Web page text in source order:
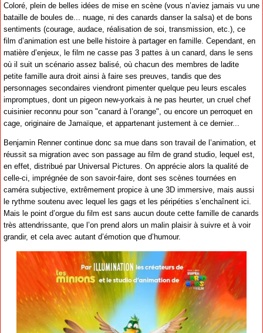
Coloré, plein de belles idées de mise en scène (vous n’aviez jamais vu une
bataille de boules de... nuage, ni des canards danser la salsa) et de bons
sentiments (courage, audace, réalisation de soi, transmission, etc.), ce
film d’animation est une belle histoire à partager en famille. Cependant, en
matière d’enjeux, le film ne casse pas 3 pattes à un canard, dans le sens
où il suit un scénario assez balisé, où chacun des membres de ladite
petite famille aura droit ainsi à faire ses preuves, tandis que des
personnages secondaires viendront pimenter quelque peu leurs escales
impromptues, dont un pigeon new-yorkais à ne pas heurter, un cruel chef
cuisinier reconnu pour son "canard à l’orange", ou encore un perroquet en
cage, originaire de Jamaïque, et appartenant justement à ce dernier...
Benjamin Renner continue donc sa mue dans son travail de l’animation, et
réussit sa migration avec son passage au film de grand studio, lequel est,
en effet, distribué par Universal Pictures. On apprécie alors la qualité de
celle-ci, imprégnée de son savoir-faire, dont ses scènes tournées en
caméra subjective, extrêmement propice à une 3D immersive, mais aussi
le rythme soutenu avec lequel les gags et les péripéties s’enchaînent ici.
Mais le point d’orgue du film est sans aucun doute cette famille de canards
très attendrissante, que l’on prend alors un malin plaisir à suivre et à voir
grandir, et cela avec autant d’émotion que d’humour.